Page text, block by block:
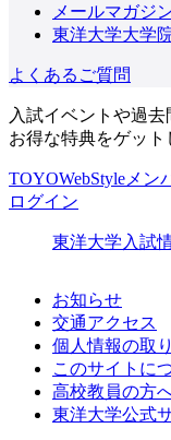
メールマガジ
東洋大学大学
よくあるご質問
入試イベントや過
お得な特典をゲット
TOYOWebStyleメン
ログイン
東洋大学入試
お知らせ
交通アクセス
個人情報の取
このサイトに
高校教員の方
東洋大学公式